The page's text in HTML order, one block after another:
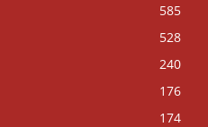
585
528
240
176
174